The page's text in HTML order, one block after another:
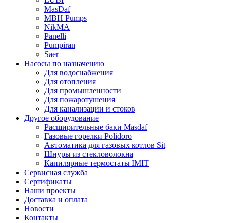
MasDaf
MBH Pumps
NikMA
Panelli
Pumpiran
Saer
Насосы по назначению
Для водоснабжения
Для отопления
Для промышленности
Для пожаротушения
Для канализации и стоков
Другое оборудование
Расширительные баки Masdaf
Газовые горелки Polidoro
Автоматика для газовых котлов Sit
Шнуры из стекловолокна
Капилярные термостаты IMIT
Сервисная служба
Сертификаты
Наши проекты
Доставка и оплата
Новости
Контакты